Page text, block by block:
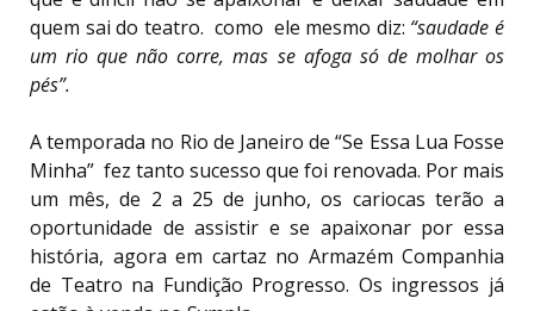
quem sai do teatro. como ele mesmo diz: “saudade é
um rio que não corre, mas se afoga só de molhar os
pés”.
A temporada no Rio de Janeiro de “Se Essa Lua Fosse
Minha” fez tanto sucesso que foi renovada. Por mais
um mês, de 2 a 25 de junho, os cariocas terão a
oportunidade de assistir e se apaixonar por essa
história, agora em cartaz no Armazém Companhia
de Teatro na Fundição Progresso. Os ingressos já